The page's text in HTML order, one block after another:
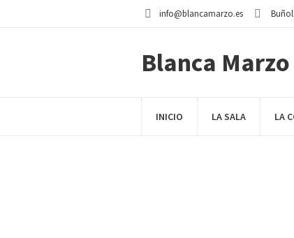
info@blancamarzo.es Buñol
Blanca Marzo
INICIO LA SALA LA